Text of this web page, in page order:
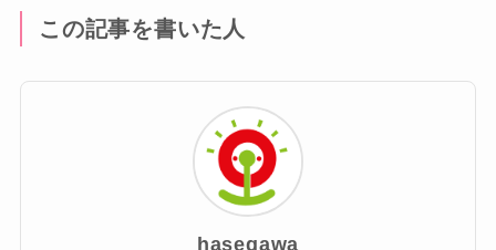
この記事を書いた人
hasegawa